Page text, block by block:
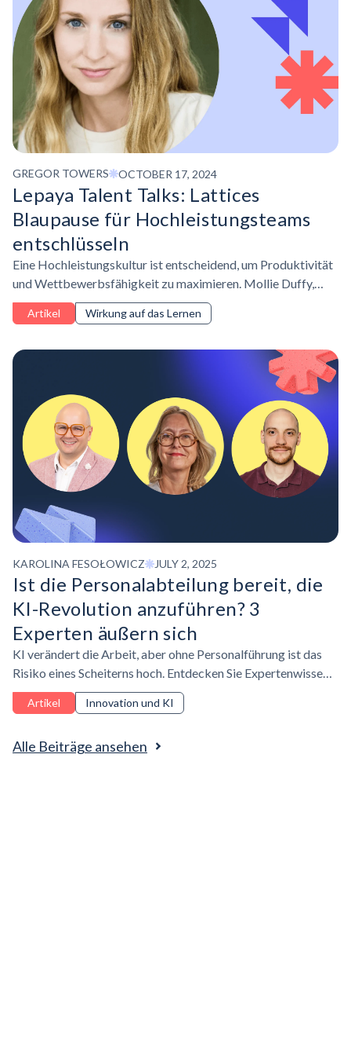
Alle Beiträge ansehen
GREGOR TOWERS OCTOBER 17, 2024
Lepaya Talent Talks: Lattices
Blaupause für Hochleistungsteams
entschlüsseln
Eine Hochleistungskultur ist entscheidend, um Produktivität
und Wettbewerbsfähigkeit zu maximieren. Mollie Duffy,
Head of L&D bei Lattice, erklärt, wie inspirierende Führung,
eine Wachstumsmentalität und effektive
Artikel Wirkung auf das Lernen
KAROLINA FESOŁOWICZ JULY 2, 2025
Ist die Personalabteilung bereit, die
KI-Revolution anzuführen? 3
Experten äußern sich
KI verändert die Arbeit, aber ohne Personalführung ist das
Risiko eines Scheiterns hoch. Entdecken Sie Expertenwissen
darüber, wie die Personalabteilung die Einführung von KI
vorantreiben und eine zukunftsfähige Belegschaft aufbauen
Artikel Innovation und KI